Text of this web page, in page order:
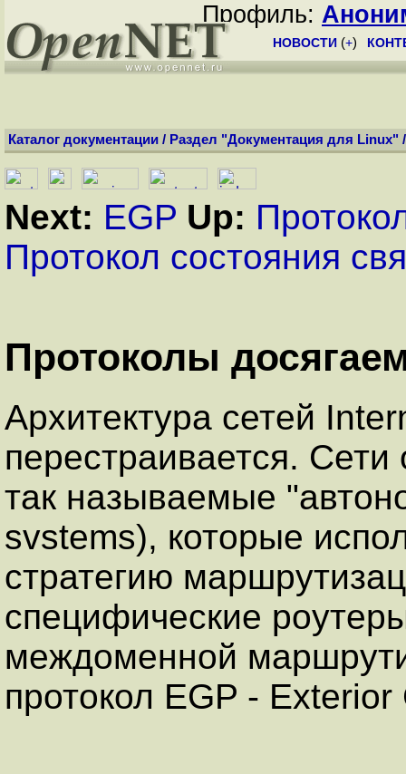
Профиль:
НОВОСТИ (+)
Каталог документации / Раздел "Документация для Linux"
Next: EGP Up:
Протокол состояния
Протоколы
Архитектура сетей
перестраивается.
так называемые
svstems), которые
стратегию
специфические
междоменной
протокол EGP -